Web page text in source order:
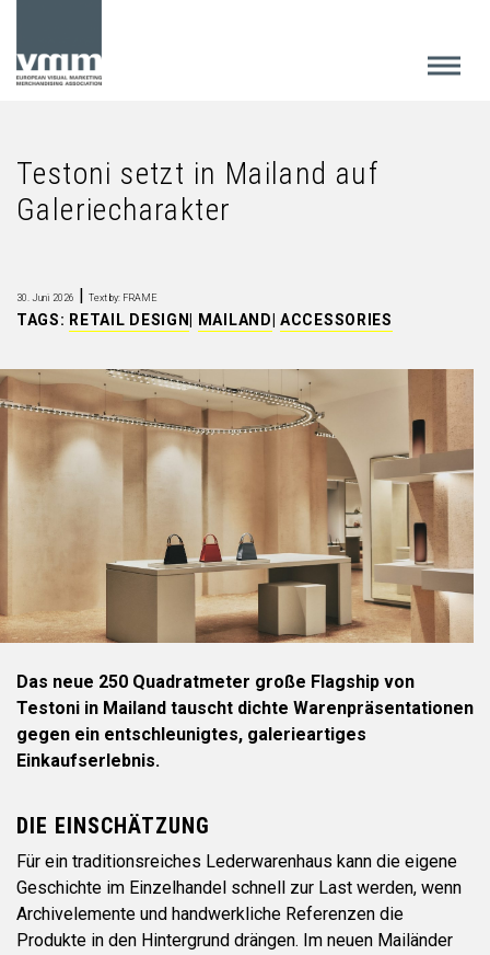
Testoni setzt in Mailand auf
Galeriecharakter
30. Juni 2026 | Text by: FRAME
TAGS: RETAIL DESIGN MAILAND |ACCESSORIES
Das neue 250 Quadratmeter große Flagship von
Testoni in Mailand tauscht dichte Warenpräsentationen
gegen ein entschleunigtes, galerieartiges
Einkaufserlebnis.
DIE EINSCHÄTZUNG
Für ein traditionsreiches Lederwarenhaus kann die eigene
Geschichte im Einzelhandel schnell zur Last werden, wenn
Archivelemente und handwerkliche Referenzen die
Produkte in den Hintergrund drängen. Im neuen Mailänder